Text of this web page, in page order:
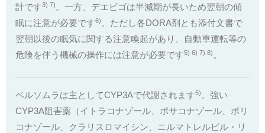
計です3) 7) 。一方、デエビゴは半減期が長いため翌朝の傾
眠に注意が必要です6) 。ただし各DORA剤とも添付文書で
翌朝以後の眠気に関する注意喚起があり、自動車運転等の
危険を伴う機械の操作には注意が必要です5) 6) 7) 8) 。
ベルソムラは主としてCYP3Aで代謝されます5) 。強い
CYP3A阻害薬（イトラコナゾール、ポサコナゾール、ボリ
コナゾール、クラリスロマイシン、ニルマトレルビル・リ